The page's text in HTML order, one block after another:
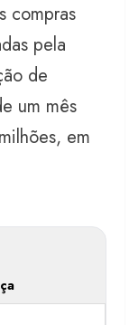
compras
pela
de
um mês
em